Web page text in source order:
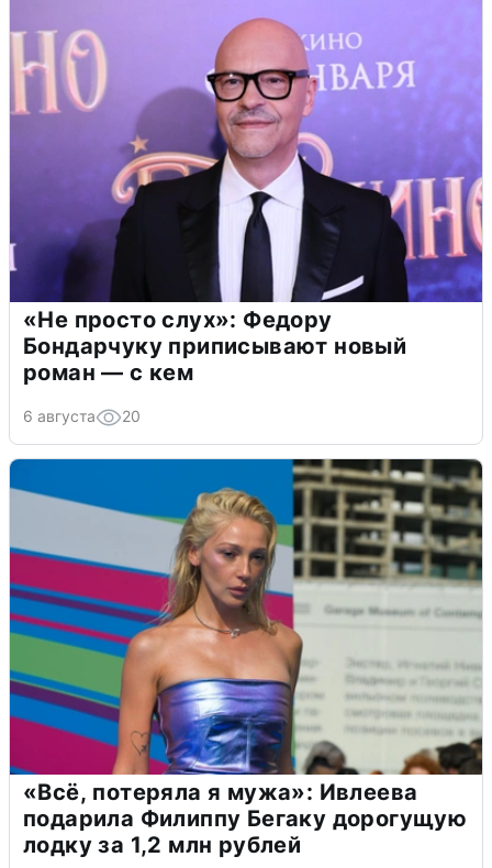
«Не просто слух»: Федору
Бондарчуку приписывают новый
роман — с кем
6 августа 20
«Всё, потеряла я мужа»: Ивлеева
подарила Филиппу Бегаку дорогущую
лодку за 1,2 млн рублей